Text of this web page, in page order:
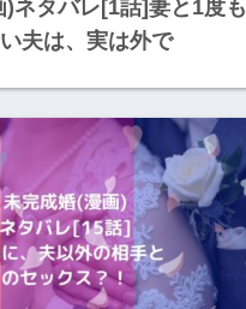
)ネタバレ[1話]妻と1度も
夫は、実は外で